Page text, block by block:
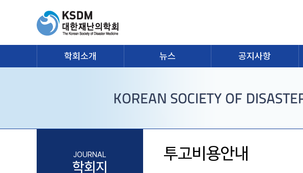
학회소개 뉴스 공지사항
JOURNAL
학회지
투고비용안내